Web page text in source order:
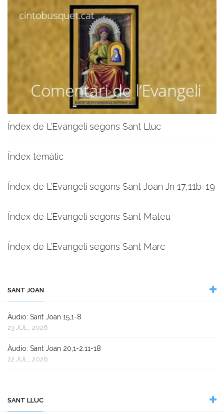
Índex de L’Evangeli segons Sant Lluc
Índex temàtic
Índex de L’Evangeli segons Sant Joan Jn 17,11b-19
Índex de L’Evangeli segons Sant Mateu
Índex de L’Evangeli segons Sant Marc
SANT JOAN
Àudio: Sant Joan 15,1-8
23 JUL., 2026
Àudio: Sant Joan 20,1-2.11-18
22 JUL., 2026
SANT LLUC